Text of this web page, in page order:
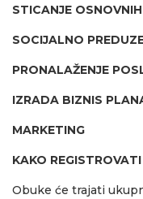
STICANJE
SOCIJALNO
PRONALAŽENJE
IZRADA BIZNIS
MARKETING
KAKO
Obuke će trajati